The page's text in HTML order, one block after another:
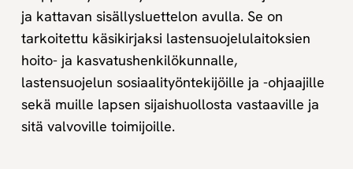
ja kattavan sisällysluettelon avulla. Se on
tarkoitettu käsikirjaksi lastensuojelulaitoksien
hoito- ja kasvatushenkilökunnalle,
lastensuojelun sosiaalityöntekijöille ja -ohjaajille
sekä muille lapsen sijaishuollosta vastaaville ja
sitä valvoville toimijoille.